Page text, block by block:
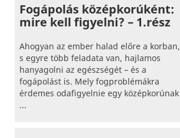
Fogápolás középkorúként:
mire kell figyelni? – 1.rész
Ahogyan az ember halad előre a korban,
s egyre több feladata van, hajlamos
hanyagolni az egészségét – és a
fogápolást is. Mely fogproblémákra
érdemes odafigyelnie egy középkorúnak
...